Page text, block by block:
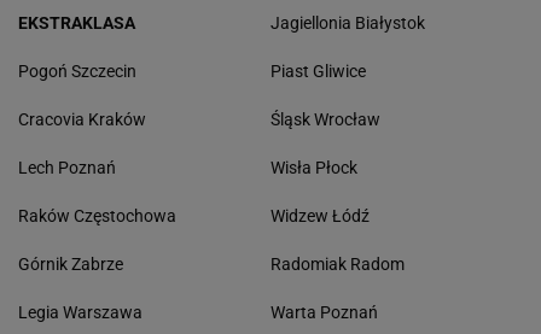
EKSTRAKLASA
Pogoń Szczecin
Cracovia Kraków
Lech Poznań
Raków Częstochowa
Górnik Zabrze
Legia Warszawa
Jagiellonia Białystok
Piast Gliwice
Śląsk Wrocław
Wisła Płock
Widzew Łódź
Radomiak Radom
Warta Poznań